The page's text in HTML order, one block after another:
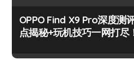
OPPO Find X9 Pro深度测
点揭秘+玩机技巧一网打尽